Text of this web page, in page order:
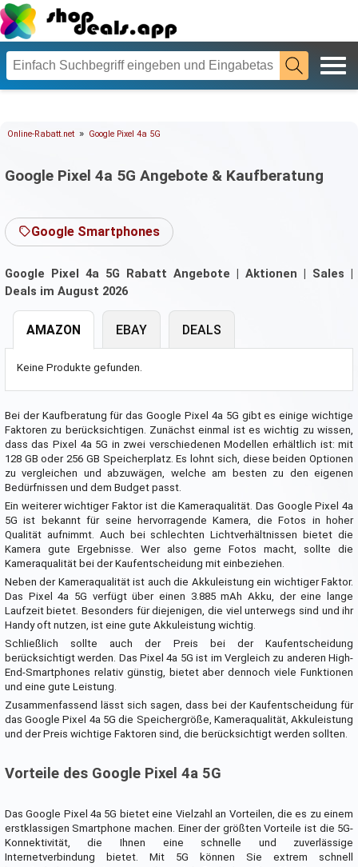
Online-Rabatt.net » Google Pixel 4a 5G
Google Pixel 4a 5G Angebote & Kaufberatung
Google Smartphones
Google Pixel 4a 5G Rabatt Angebote | Aktionen | Sales |
Deals im August 2026
AMAZON
Keine Produkte gefunden.
EBAY DEALS
Bei der Kaufberatung für das Google Pixel 4a 5G gibt es einige wichtige
Faktoren zu berücksichtigen. Zunächst einmal ist es wichtig zu wissen,
dass das Pixel 4a 5G in zwei verschiedenen Modellen erhältlich ist: mit
128 GB oder 256 GB Speicherplatz. Es lohnt sich, diese beiden Optionen
zu vergleichen und abzuwägen, welche am besten zu den eigenen
Bedürfnissen und dem Budget passt.
Ein weiterer wichtiger Faktor ist die Kameraqualität. Das Google Pixel 4a
5G ist bekannt für seine hervorragende Kamera, die Fotos in hoher
Qualität aufnimmt. Auch bei schlechten Lichtverhältnissen bietet die
Kamera gute Ergebnisse. Wer also gerne Fotos macht, sollte die
Kameraqualität bei der Kaufentscheidung mit einbeziehen.
Neben der Kameraqualität ist auch die Akkuleistung ein wichtiger Faktor.
Das Pixel 4a 5G verfügt über einen 3.885 mAh Akku, der eine lange
Laufzeit bietet. Besonders für diejenigen, die viel unterwegs sind und ihr
Handy oft nutzen, ist eine gute Akkuleistung wichtig.
Schließlich sollte auch der Preis bei der Kaufentscheidung
berücksichtigt werden. Das Pixel 4a 5G ist im Vergleich zu anderen High-
End-Smartphones relativ günstig, bietet aber dennoch viele Funktionen
und eine gute Leistung.
Zusammenfassend lässt sich sagen, dass bei der Kaufentscheidung für
das Google Pixel 4a 5G die Speichergröße, Kameraqualität, Akkuleistung
und der Preis wichtige Faktoren sind, die berücksichtigt werden sollten.
Vorteile des Google Pixel 4a 5G
Das Google Pixel 4a 5G bietet eine Vielzahl an Vorteilen, die es zu einem
erstklassigen Smartphone machen. Einer der größten Vorteile ist die 5G-
Konnektivität, die Ihnen eine schnelle und zuverlässige
Internetverbindung bietet. Mit 5G können Sie extrem schnell